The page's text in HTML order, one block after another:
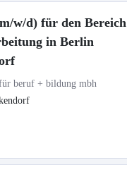
w/d) für den Bereich
in Berlin
beruf + bildung mbh